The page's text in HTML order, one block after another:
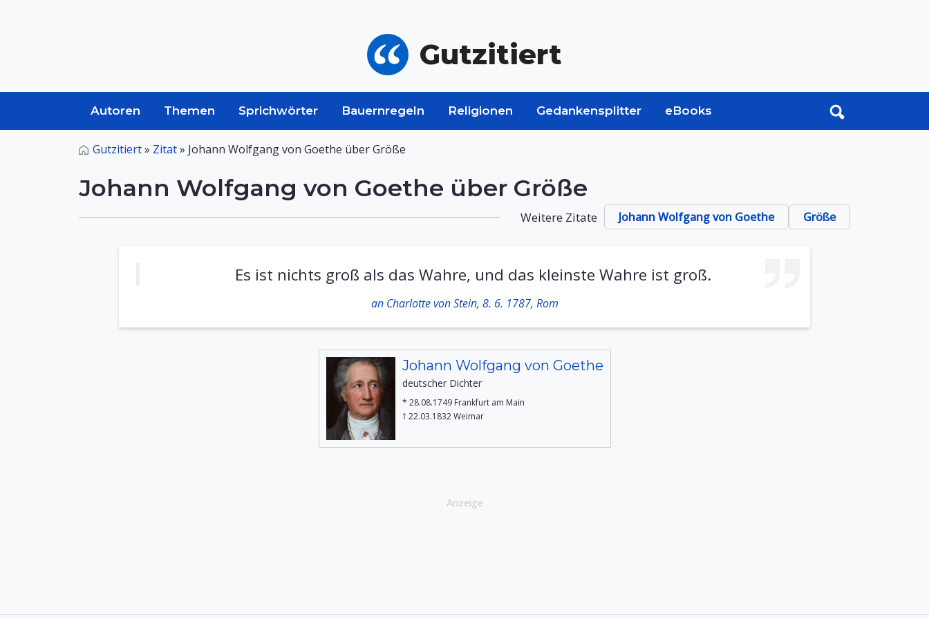
Gutzitiert
Autoren Themen Sprichwörter Bauernregeln Religionen Gedankensplitter eBooks
Gutzitiert» Zitat» Johann Wolfgang von Goethe über Größe
Johann Wolfgang von Goethe über Größe
Weitere Zitate Johann Wolfgang von Goethe Größe
Es ist nichts groß als das Wahre, und das kleinste Wahre ist groß.
an Charlotte von Stein, 8. 6. 1787, Rom
Johann Wolfgang von Goethe
deutscher Dichter
* 28.08.1749 Frankfurt am Main
† 22.03.1832 Weimar
Anzeige